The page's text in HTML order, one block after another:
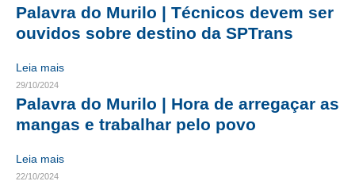
RES 1.002/2002 – CÓDIGO DE ÉTICA
FIQUE POR DENTRO
APRESENTAÇÃO
Palavra do Murilo | Técnicos devem ser
ouvidos sobre destino da SPTrans
Leia mais
29/10/2024
Palavra do Murilo | Hora de arregaçar as
mangas e trabalhar pelo povo
Leia mais
22/10/2024